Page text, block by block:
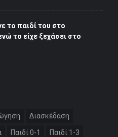
το παιδί του στο
το είχε ξεχάσει στο
Διασκέδαση
Παιδί 0-1 Παιδί 1-3